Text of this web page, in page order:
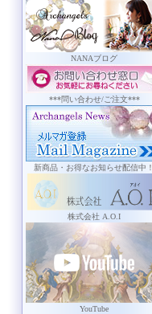
NANAブログ
***問い合わせ/ご注文***
新商品・お得なお知らせ配信中！
株式会社 A.O.I
YouTube